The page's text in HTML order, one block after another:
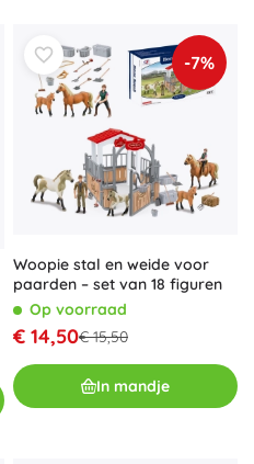
-7%
Woopie stal en weide voor
paarden – set van 18 figuren
Op voorraad
€ 14,50€ 15,50
In mandje